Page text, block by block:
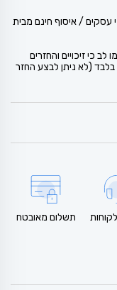
מהיר עד הדלת ב- 39 ש"ח. עד 2-5 ימי עסקים / איסוף חינם מבית
כי זיכויים והחזרים
(לא ניתן לבצע החזר
תשלום מאובטח